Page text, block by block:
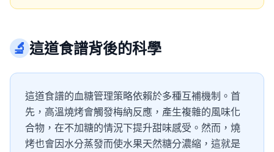
🔬這道食譜背後的科學
這道食譜的血糖管理策略依賴於多種互補機制。首
先，高溫燒烤會觸發梅納反應，產生複雜的風味化
合物，在不加糖的情況下提升甜味感受。然而，燒
烤也會因水分蒸發而使水果天然糖分濃縮，這就是